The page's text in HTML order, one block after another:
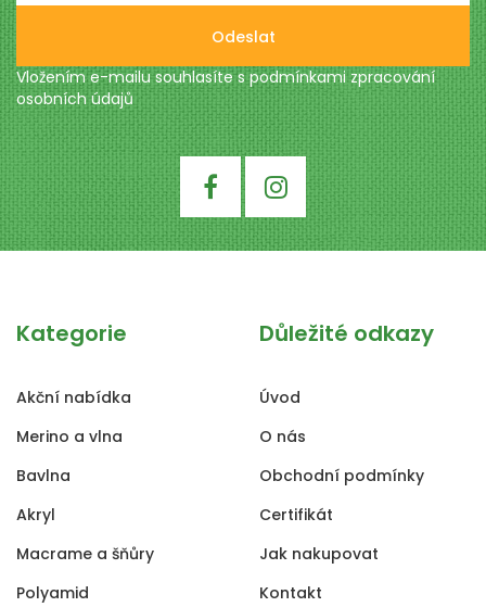
Odeslat
Vložením e-mailu souhlasíte s podmínkami zpracování
osobních údajů
Kategorie
Akční nabídka
Merino a vlna
Bavlna
Akryl
Macrame a šňůry
Polyamid
Důležité odkazy
Úvod
O nás
Obchodní podmínky
Certifikát
Jak nakupovat
Kontakt